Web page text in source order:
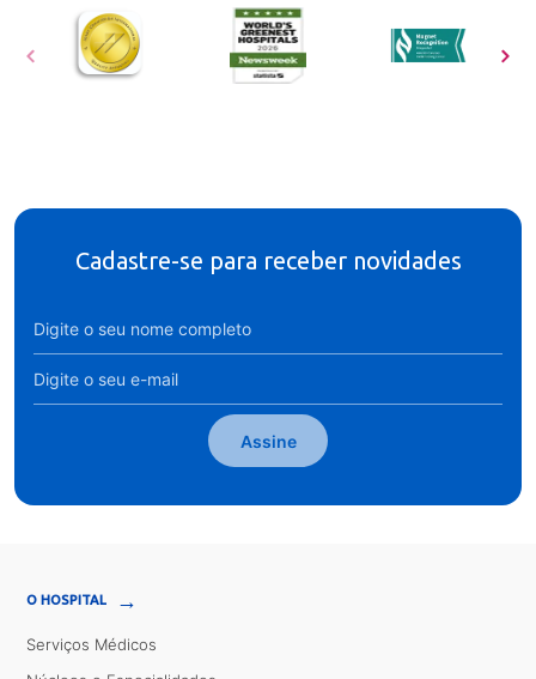
Cadastre-se para receber novidades
Assine
O HOSPITAL →
Serviços Médicos